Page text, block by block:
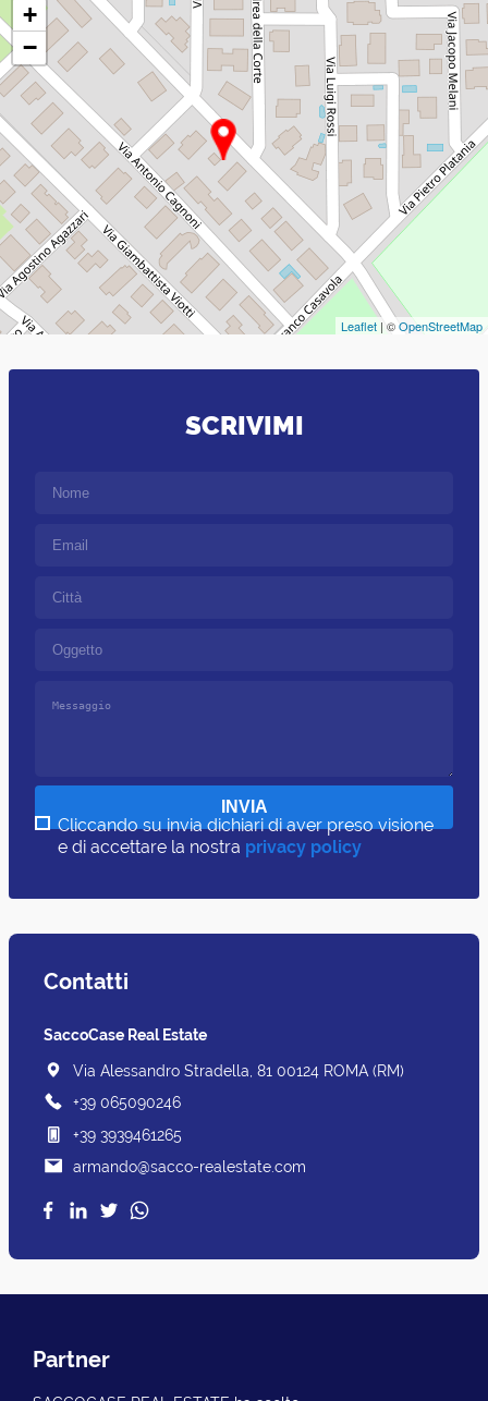
+
−
Leaflet | ©OpenStreetMap
SCRIVIMI
Cliccando su invia dichiari di aver preso visione
e di accettare la nostra privacy policy
Contatti
SaccoCase Real Estate
Via Alessandro Stradella, 81 00124 ROMA (RM)
+39 065090246
+39 3939461265
armando@sacco-realestate.com
Partner